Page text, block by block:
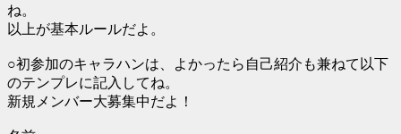
ね。
以上が基本ルールだよ。
○初参加のキャラハンは、よかったら自己紹介も兼ねて以下
のテンプレに記入してね。
新規メンバー大募集中だよ！